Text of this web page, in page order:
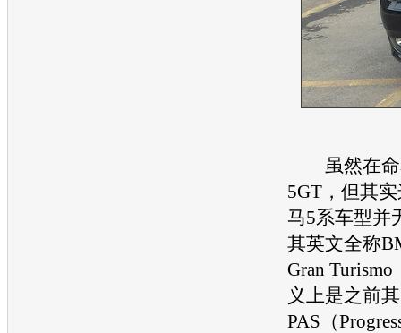
虽然在命
5GT，但其
马5系车型并
其英文全称
Gran
义上是之前
PAS（